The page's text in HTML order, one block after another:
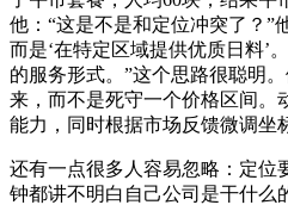
他：“这是不是和定位冲突了？”
而是‘在特定区域提供优质日料’
的服务形式。”这个思路很聪明
来，而不是死守一个价格区间。
能力，同时根据市场反馈微调坐
还有一点很多人容易忽略：定位
钟都讲不明白自己公司是干什么